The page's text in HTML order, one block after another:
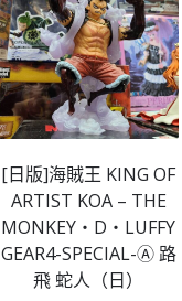
[日版]海賊王 KING OF
ARTIST KOA – THE
MONKEY・D・LUFFY
GEAR4-SPECIAL-Ⓐ 路
飛 蛇人（日）